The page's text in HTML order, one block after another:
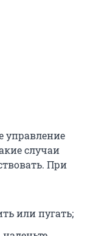
управление
случаи
При
или пугать;